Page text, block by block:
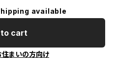
available
cart
まいの方向け